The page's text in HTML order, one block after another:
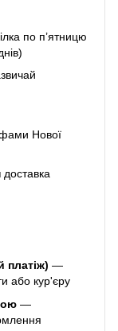
по п’ятницю
Нової
доставка
платіж) —
або кур'єру
—